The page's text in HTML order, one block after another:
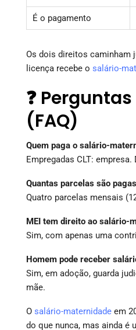
É o pagamento
Os dois direitos caminham
licença recebe o salário-
❓
(FAQ)
Quem paga o salário-
Empregadas CLT:
Quantas parcelas são
Quatro parcelas mensais
MEI tem direito ao salário-
Sim, com apenas uma
Homem pode receber
Sim, em adoção, guarda
mãe.
O salário-maternidade em
do que nunca, mas ainda é